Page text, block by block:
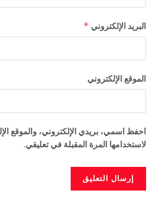
البريد الإلكتروني*
الموقع الإلكتروني
احفظ اسمي، بريدي الإلكتروني، والموقع
لاستخدامها المرة المقبلة في تعليقي.